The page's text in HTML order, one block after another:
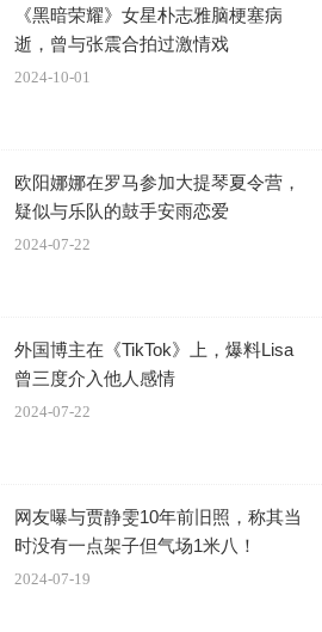
个人最喜欢的就是《与凤行》，它
物的精彩程度、剧情的延展冲突，
相比。
要画蛇添足，也不要做无谓的扩
拍就是胜利。
就要说到先导片当中的内容。
道，先导片中的一小段，就是下凡
《黑暗荣耀》女星朴志雅脑梗塞病
逝，曾与张震合拍过激情戏
2024-10-01
欧阳娜娜在罗马参加大提琴夏令营，
疑似与乐队的鼓手安雨恋爱
2024-07-22
外国博主在《TikTok》上，爆料Lisa
曾三度介入他人感情
2024-07-22
网友曝与贾静雯10年前旧照，称其当
时没有一点架子但气场1米八！
2024-07-19